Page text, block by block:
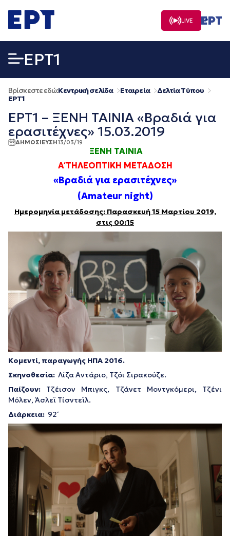
σε
περιεχόμενο
LIVE
EΡΤ1
Βρίσκεστε εδώ:Κεντρική σελίδα Εταιρεία
Δελτία Τύπου
EΡΤ1
ΕΡΤ1 – ΞΕΝΗ ΤΑΙΝΙΑ «Βραδιά για
ερασιτέχνες» 15.03.2019
ΔΗΜΟΣΙΕΥΣΗ13/03/19
ΞΕΝΗ ΤΑΙΝΙΑ
Α΄ ΤΗΛΕΟΠΤΙΚΗ ΜΕΤΑΔΟΣΗ
«Βραδιά για ερασιτέχνες»
(Amateur night)
Ημερομηνία μετάδοσης: Παρασκευή 15 Μαρτίου 2019,
στις 00:15
Κομεντί, παραγωγής ΗΠΑ 2016.
Σκηνοθεσία: Λίζα Αντάριο, Τζόι Σιρακούζε.
Παίζουν: Τζέισον Μπιγκς, Τζάνετ Μοντγκόμερι, Τζένι
Μόλεν, Άσλεϊ Τίσντεϊλ.
Διάρκεια: 92΄